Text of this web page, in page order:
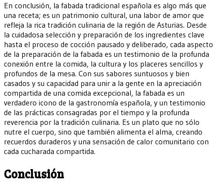
En conclusión, la fabada tradicional española es algo más que
una receta; es un patrimonio cultural, una labor de amor que
refleja la rica tradición culinaria de la región de Asturias. Desde
la cuidadosa selección y preparación de los ingredientes clave
hasta el proceso de cocción pausado y deliberado, cada aspecto
de la preparación de la fabada es un testimonio de la profunda
conexión entre la comida, la cultura y los placeres sencillos y
profundos de la mesa. Con sus sabores suntuosos y bien
casados y su capacidad para unir a la gente en la apreciación
compartida de una comida excepcional, la fabada es un
verdadero icono de la gastronomía española, y un testimonio
de las prácticas consagradas por el tiempo y la profunda
reverencia por la tradición culinaria. Es un plato que no sólo
nutre el cuerpo, sino que también alimenta el alma, creando
recuerdos duraderos y una sensación de calor comunitario con
cada cucharada compartida.
Conclusión